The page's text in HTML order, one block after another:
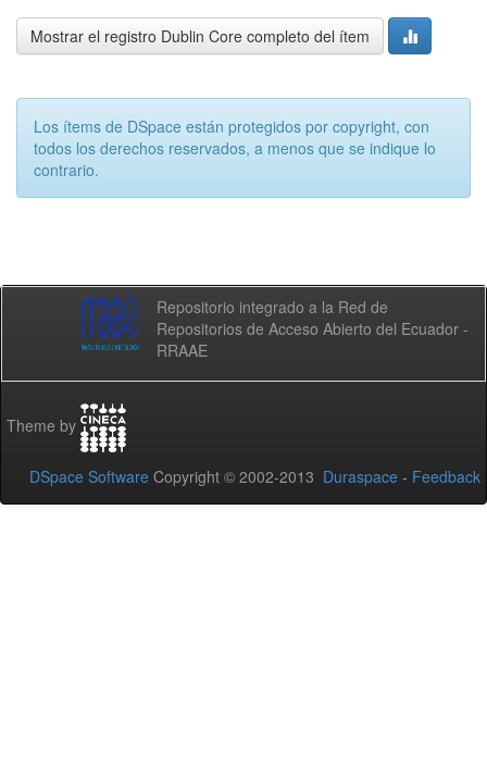
Mostrar el registro Dublin Core completo del ítem
Los ítems de DSpace están protegidos por copyright, con
todos los derechos reservados, a menos que se indique lo
contrario.
Repositorio integrado a la Red de
Repositorios de Acceso Abierto del Ecuador -
RRAAE
Theme by
DSpace Software Copyright © 2002-2013 Duraspace - Feedback